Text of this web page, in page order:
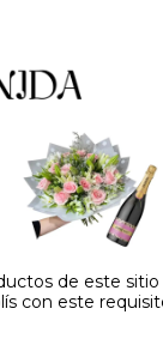
de este
con este